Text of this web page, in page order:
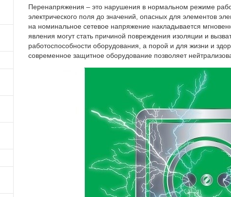
Перенапряжения – это нарушения в нормальном режиме
электрического поля до значений, опасных для элементов
на номинальное сетевое напряжение накладывается
явления могут стать причиной повреждения изоляции и
работоспособности оборудования, а порой и для жизни и
современное защитное оборудование позволяет